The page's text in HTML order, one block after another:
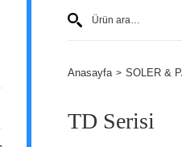
Anasayfa SOLER &
TD Serisi